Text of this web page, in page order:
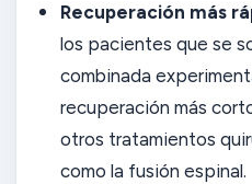
Recuperación más
los pacientes que se
combinada
recuperación más
otros tratamientos
como la fusión espinal.